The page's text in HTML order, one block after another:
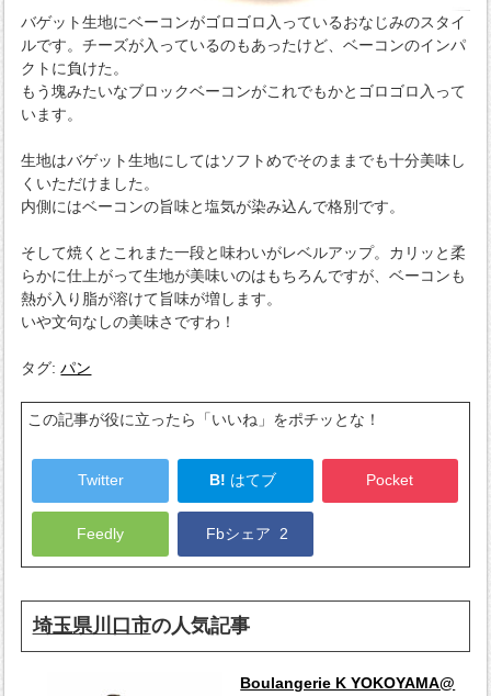
バゲット生地にベーコンがゴロゴロ入っているおなじみのスタイ
ルです。チーズが入っているのもあったけど、ベーコンのインパ
クトに負けた。
もう塊みたいなブロックベーコンがこれでもかとゴロゴロ入って
います。
生地はバゲット生地にしてはソフトめでそのままでも十分美味し
くいただけました。
内側にはベーコンの旨味と塩気が染み込んで格別です。
そして焼くとこれまた一段と味わいがレベルアップ。カリッと柔
らかに仕上がって生地が美味いのはもちろんですが、ベーコンも
熱が入り脂が溶けて旨味が増します。
いや文句なしの美味さですわ！
タグ:パン
この記事が役に立ったら「いいね」をポチッとな！
Twitter B! はてブ Pocket
Feedly Fbシェア 2
埼玉県川口市の人気記事
Boulangerie K YOKOYAMA@